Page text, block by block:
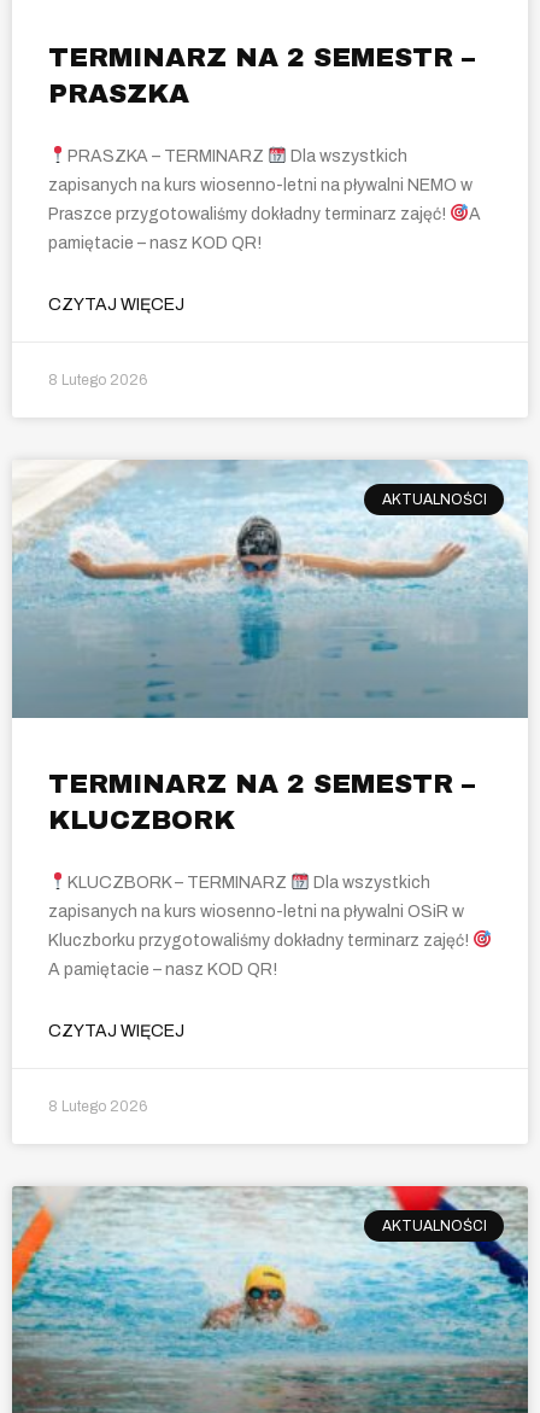
TERMINARZ NA 2 SEMESTR –
PRASZKA
PRASZKA – TERMINARZ
Dla wszystkich
zapisanych na kurs wiosenno-letni na pływalni NEMO w
Praszce przygotowaliśmy dokładny terminarz zajęć!
A
pamiętacie – nasz KOD QR!
CZYTAJ WIĘCEJ
8 Lutego 2026
AKTUALNOŚCI
TERMINARZ NA 2 SEMESTR –
KLUCZBORK
KLUCZBORK – TERMINARZ
Dla wszystkich
zapisanych na kurs wiosenno-letni na pływalni OSiR w
Kluczborku przygotowaliśmy dokładny terminarz zajęć!
A pamiętacie – nasz KOD QR!
CZYTAJ WIĘCEJ
8 Lutego 2026
AKTUALNOŚCI